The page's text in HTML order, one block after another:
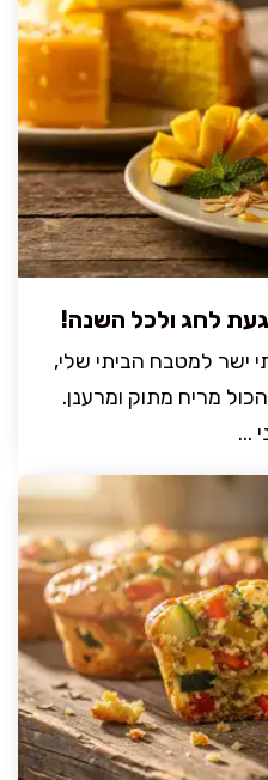
לחג ולכל השנה!
ישר למטבח הביתי שלי,
מריח מתוק ומרענן.
...